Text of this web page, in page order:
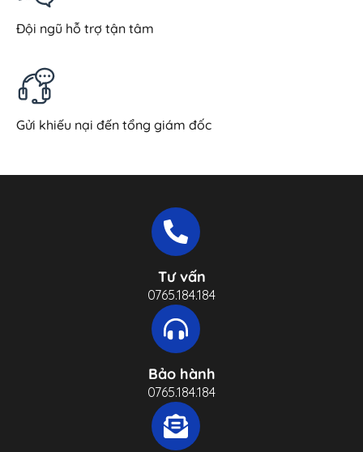
Đội ngũ hỗ trợ tận tâm
Gửi khiếu nại đến tổng giám đốc
Tư vấn
0765.184.184
Bảo hành
0765.184.184